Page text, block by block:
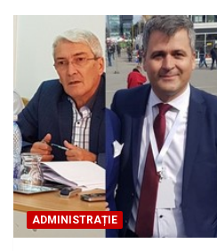
ADMINISTRAȚIE